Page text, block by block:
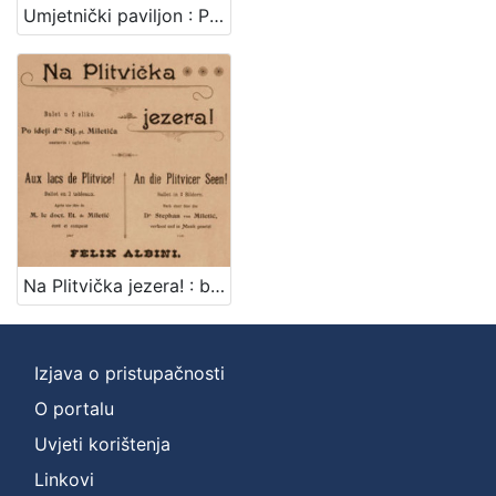
Umjetnički paviljon : Prva Hrvatska filatelistička izložba = Pavillon des arts (Pavillon de l'exposition) : 1e Exposition philatelique croate : 1.-8.IX.1907. a Zagreb (Croatie)
Na Plitvička jezera! : balet u 2 slike : po ideji dra. Stj. pl Miletića = Aux lacs de Plitvice! : ballet en 2 tableaux : apres une idee de M. le doct. Et. de Miletić = An die Plitvicer Seen! : Bellet in 2 Bildern : nach einer Idee des Dr. Stephan von Miletić / sastavio i uglazbio Felix Albini
Izjava o pristupačnosti
O portalu
Uvjeti korištenja
Linkovi